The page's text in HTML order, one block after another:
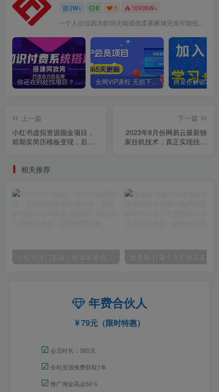
2W+ 0 1 10936W+
一个人仅仅因为软弱无能或优柔寡断就完全可能招致痛苦
你还在到处找项目？还在当韭菜？我靠卖项目一个月收入5万+，曾经我也是个失败者。 全网VIP课程 无损下载~
上一篇
小红书虚拟资源掘金项目，
前期卖简历模板变现，后期
下一篇
2023年8月份网易云最新独
家挂机技术，真正实现挂机
相关推荐
小红书冷门赛道，教师寒暑假项目，多种连环套的变现方式，还能矩阵操作放大收益【揭秘】
年费合伙人
79元（限时特惠）
☑ 会员时长：365天
☑ 全站资源免费获取1年
☑ 推广佣金高达50％